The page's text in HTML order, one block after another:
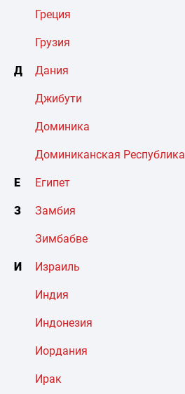
Греция
Грузия
Д Дания
Джибути
Доминика
Доминиканская Республика
Е Египет
З Замбия
Зимбабве
И Израиль
Индия
Индонезия
Иордания
Ирак